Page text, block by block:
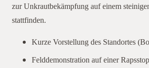
zur Unkrautbekämpfung auf einem
stattfinden.
Kurze Vorstellung des Standortes
Felddemonstration auf einer